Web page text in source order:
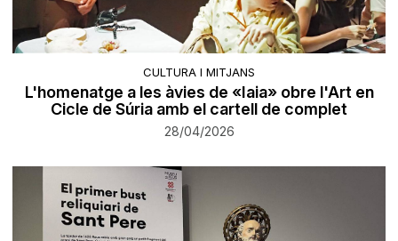
CULTURA I MITJANS
L'homenatge a les àvies de «Iaia» obre l'Art en
Cicle de Súria amb el cartell de complet
28/04/2026